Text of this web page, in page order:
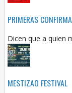
PRIMERAS
Dicen que a quien
MESTIZAO FESTIVAL